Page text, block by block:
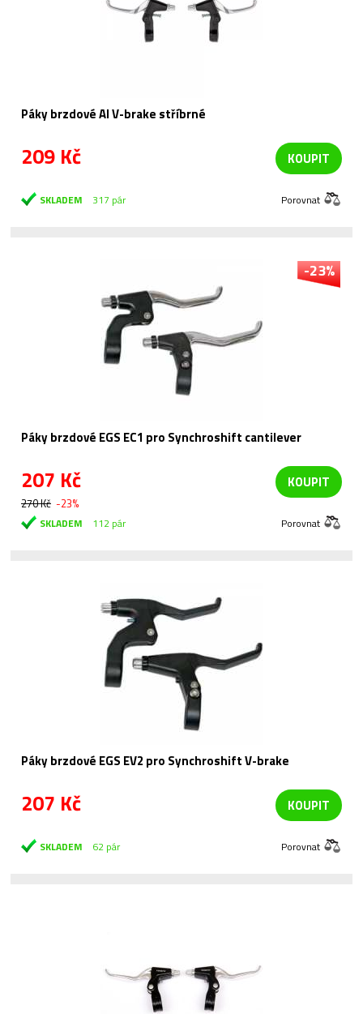
Páky brzdové Al V-brake stříbrné
209 Kč KOUPIT
SKLADEM 317 pár Porovnat
-23%
Páky brzdové EGS EC1 pro Synchroshift cantilever
207 Kč
270 Kč -23%
KOUPIT
SKLADEM 112 pár Porovnat
Páky brzdové EGS EV2 pro Synchroshift V-brake
207 Kč KOUPIT
SKLADEM 62 pár Porovnat